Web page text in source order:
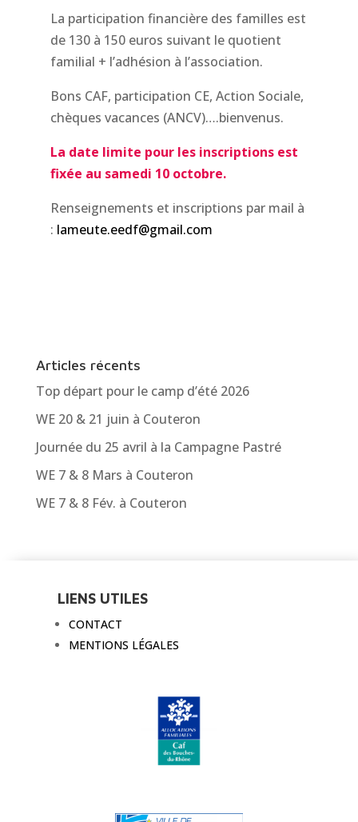
La participation financière des familles est
de 130 à 150 euros suivant le quotient
familial + l’adhésion à l’association.
Bons CAF, participation CE, Action Sociale,
chèques vacances (ANCV)….bienvenus.
La date limite pour les inscriptions est
fixée au samedi 10 octobre.
Renseignements et inscriptions par mail à
: lameute.eedf@gmail.com
Articles récents
Top départ pour le camp d’été 2026
WE 20 & 21 juin à Couteron
Journée du 25 avril à la Campagne Pastré
WE 7 & 8 Mars à Couteron
WE 7 & 8 Fév. à Couteron
LIENS UTILES
CONTACT
MENTIONS LÉGALES